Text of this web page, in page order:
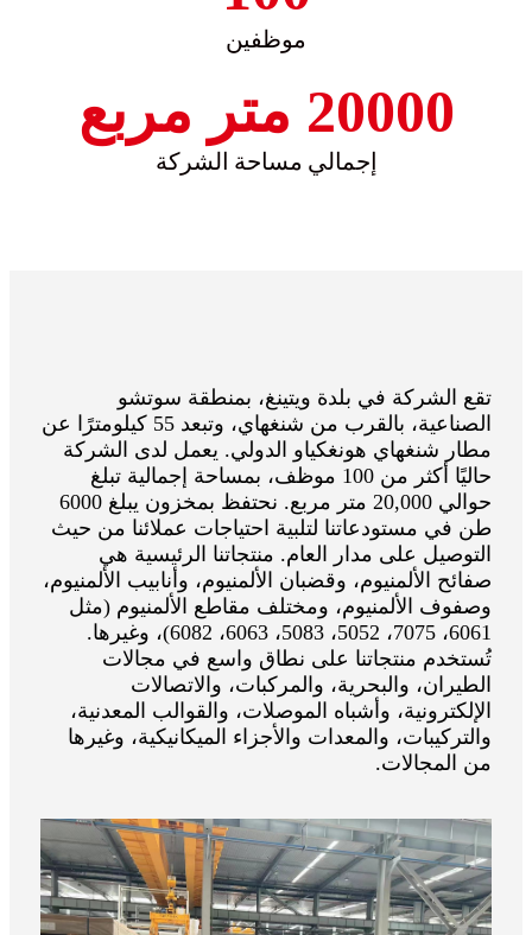
موظفين
20000 متر مربع
إجمالي مساحة الشركة
تقع الشركة في بلدة ويتينغ، بمنطقة سوتشو
الصناعية، بالقرب من شنغهاي، وتبعد 55 كيلومترًا عن
مطار شنغهاي هونغكياو الدولي. يعمل لدى الشركة
حاليًا أكثر من 100 موظف، بمساحة إجمالية تبلغ
حوالي 20,000 متر مربع. نحتفظ بمخزون يبلغ 6000
طن في مستودعاتنا لتلبية احتياجات عملائنا من حيث
التوصيل على مدار العام. منتجاتنا الرئيسية هي
صفائح الألمنيوم، وقضبان الألمنيوم، وأنابيب الألمنيوم،
وصفوف الألمنيوم، ومختلف مقاطع الألمنيوم (مثل
6061، 7075، 5052، 5083، 6063، 6082)، وغيرها.
تُستخدم منتجاتنا على نطاق واسع في مجالات
الطيران، والبحرية، والمركبات، والاتصالات
الإلكترونية، وأشباه الموصلات، والقوالب المعدنية،
والتركيبات، والمعدات والأجزاء الميكانيكية، وغيرها
من المجالات.